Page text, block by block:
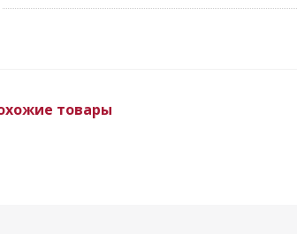
товары